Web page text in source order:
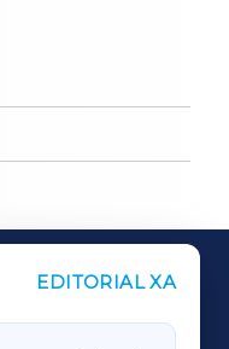
EDITORIAL XA